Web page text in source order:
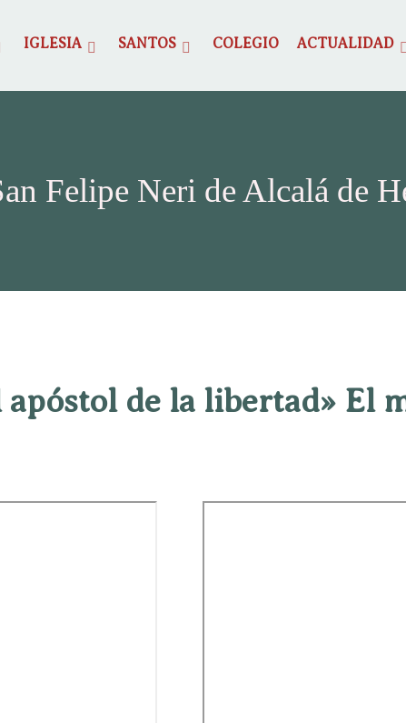
IGLESIA SANTOS COLEGIO ACTUALIDAD
Felipe Neri de Alcalá de
apóstol de la libertad» El